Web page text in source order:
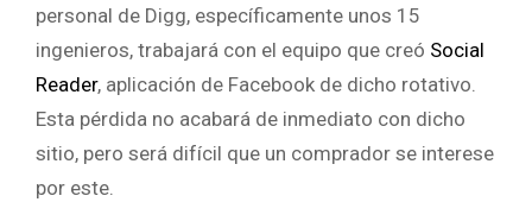
personal de Digg, específicamente unos 15
ingenieros, trabajará con el equipo que creó Social
Reader, aplicación de Facebook de dicho rotativo.
Esta pérdida no acabará de inmediato con dicho
sitio, pero será difícil que un comprador se interese
por este.